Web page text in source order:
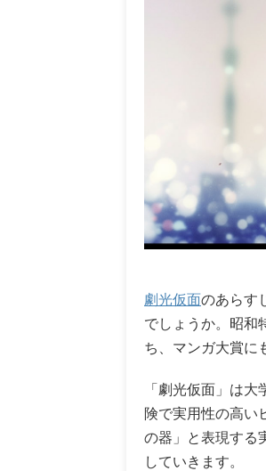
劇光仮面のあらす
でしょうか。昭和
ち、マンガ大賞に
「劇光仮面」は
険で実用性の高い
の器」と表現する
していきます。